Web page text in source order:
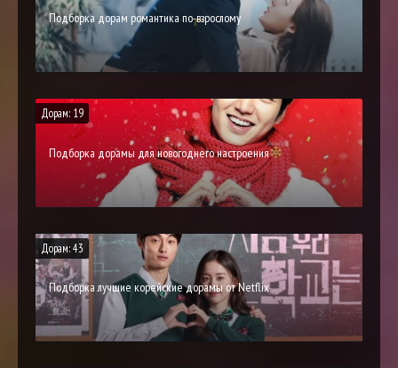
Подборка дорам романтика по-взрослому
Дорам: 19
Подборка дорамы для новогоднего настроения
Дорам: 43
Подборка лучшие корейские дорамы от Netflix